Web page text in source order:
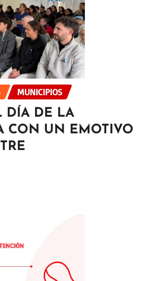
MUNICIPIOS
DÍA DE LA
CON UN EMOTIVO